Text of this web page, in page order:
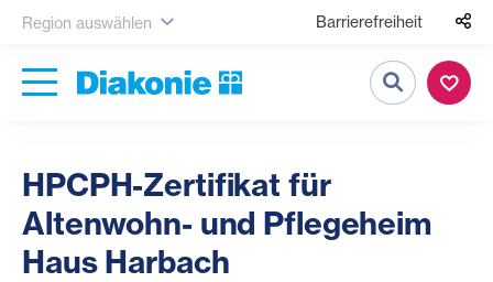
Region auswählen Barrierefreiheit
Suche
HPCPH-Zertifikat für
Altenwohn- und Pflegeheim
Haus Harbach